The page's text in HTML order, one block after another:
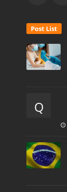
Post List
Q